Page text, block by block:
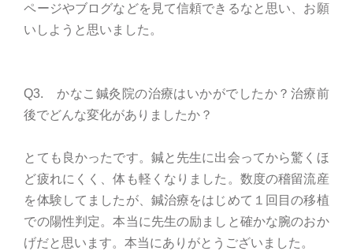
ページやブログなどを見て信頼できるなと思い、お願
いしようと思いました。
Q3. かなこ鍼灸院の治療はいかがでしたか？治療前
後でどんな変化がありましたか？
とても良かったです。鍼と先生に出会ってから驚くほ
ど疲れにくく、体も軽くなりました。数度の稽留流産
を体験してましたが、鍼治療をはじめて１回目の移植
での陽性判定。本当に先生の励ましと確かな腕のおか
げだと思います。本当にありがとうございました。